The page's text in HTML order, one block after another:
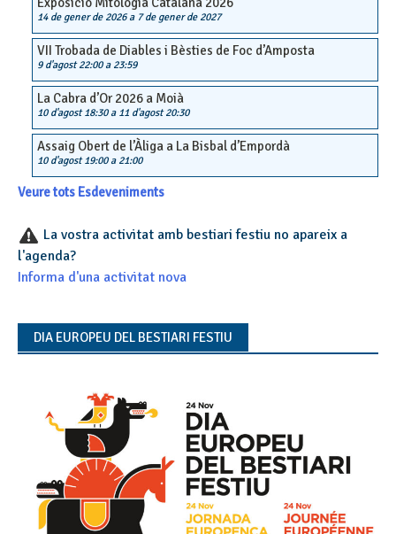
14 de gener de 2026a 7 de gener de 2027
VII Trobada de Diables i Bèsties de Foc d’Amposta
9 d'agost 22:00a 23:59
La Cabra d’Or 2026 a Moià
10 d'agost 18:30a 11 d'agost 20:30
Assaig Obert de l’Àliga a La Bisbal d’Empordà
10 d'agost 19:00a 21:00
Veure tots Esdeveniments
La vostra activitat amb bestiari festiu no apareix a
l'agenda?
Informa d'una activitat nova
DIA EUROPEU DEL BESTIARI FESTIU